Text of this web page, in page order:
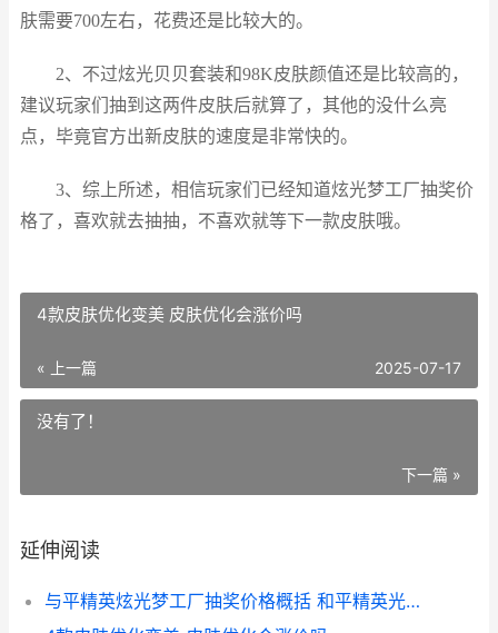
肤需要700左右，花费还是比较大的。
2、不过炫光贝贝套装和98K皮肤颜值还是比较高的，
建议玩家们抽到这两件皮肤后就算了，其他的没什么亮
点，毕竟官方出新皮肤的速度是非常快的。
3、综上所述，相信玩家们已经知道炫光梦工厂抽奖价
格了，喜欢就去抽抽，不喜欢就等下一款皮肤哦。
4款皮肤优化变美 皮肤优化会涨价吗
« 上一篇 2025-07-17
没有了！
下一篇 »
延伸阅读
与平精英炫光梦工厂抽奖价格概括 和平精英光影梦工厂怎么玩